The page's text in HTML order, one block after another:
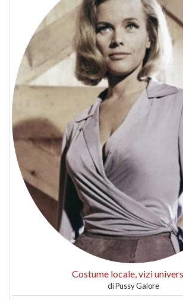
Costume locale, vizi
diPussy Galore